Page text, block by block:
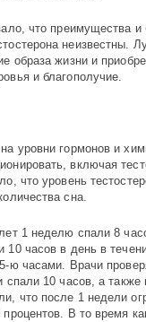
что преимущества и
неизвестны.
образа жизни и
и благополучие.
уровни гормонов и
включая
что уровень
сна.
1 неделю спали 8
часов в день в
ю часами. Врачи
10 часов, а также
что после 1 недели
В то время